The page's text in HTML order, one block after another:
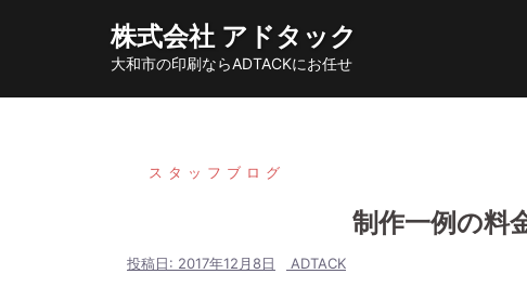
ン
株式会社 アドタック
大和市の印刷ならADTACKにお任せ
スタッフブログ
制作一例の料
投稿日: 2017年12月8日 ADTACK